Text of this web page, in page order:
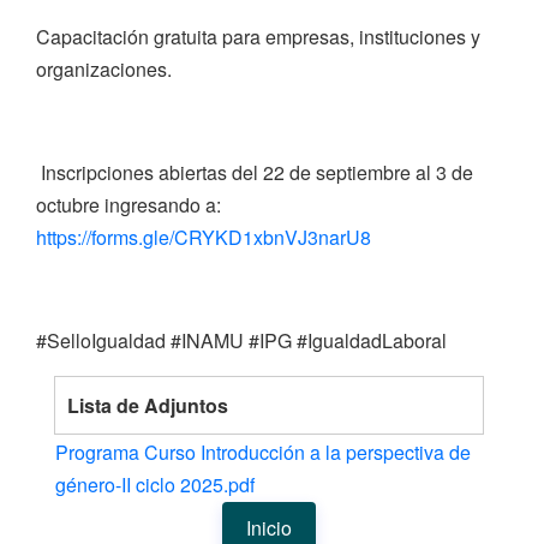
Capacitación gratuita para empresas, instituciones y
organizaciones.
Inscripciones abiertas del 22 de septiembre al 3 de
octubre ingresando a:
https://forms.gle/CRYKD1xbnVJ3narU8
#SelloIgualdad #INAMU #IPG #IgualdadLaboral
Lista de Adjuntos
Programa Curso Introducción a la perspectiva de
género-II ciclo 2025.pdf
Inicio